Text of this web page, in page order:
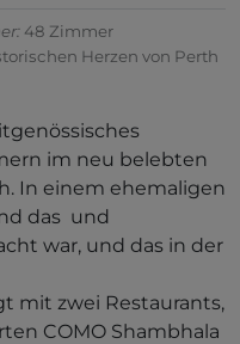
48 Zimmer
Herzen von Perth
im neu belebten
In einem ehemaligen
das und
war, und das in der
mit zwei Restaurants,
COMO Shambhala